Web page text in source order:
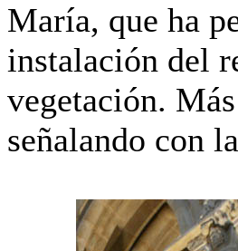
María, que ha
instalación del
vegetación.
señalando con